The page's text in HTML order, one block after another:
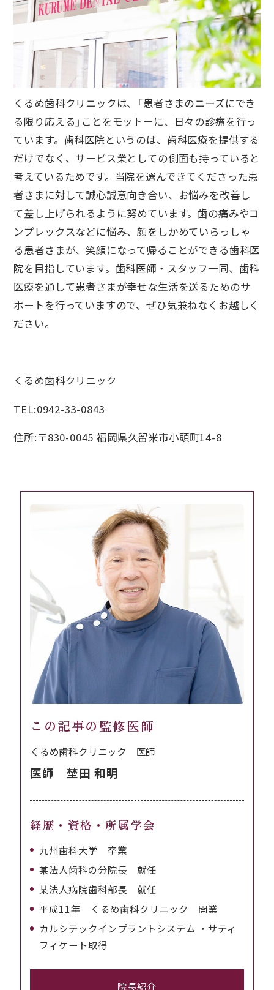
くるめ歯科クリニックは、「患者さまのニーズにでき
る限り応える」ことをモットーに、日々の診療を行っ
ています。歯科医院というのは、歯科医療を提供する
だけでなく、サービス業としての側面も持っていると
考えているためです。当院を選んできてくださった患
者さまに対して誠心誠意向き合い、お悩みを改善し
て差し上げられるように努めています。歯の痛みやコ
ンプレックスなどに悩み、顔をしかめていらっしゃ
る患者さまが、笑顔になって帰ることができる歯科医
院を目指しています。歯科医師・スタッフ一同、歯科
医療を通して患者さまが幸せな生活を送るためのサ
ポートを行っていますので、ぜひ気兼ねなくお越しく
ださい。
くるめ歯科クリニック
TEL:0942-33-0843
住所:〒830-0045 福岡県久留米市小頭町14-8
この記事の監修医師
くるめ歯科クリニック 医師
医師 埜田 和明
経歴・資格・所属学会
九州歯科大学 卒業
某法人歯科の分院長 就任
某法人病院歯科部長 就任
平成11年 くるめ歯科クリニック 開業
カルシテックインプラントシステム ・サティ
フィケート取得
院長紹介